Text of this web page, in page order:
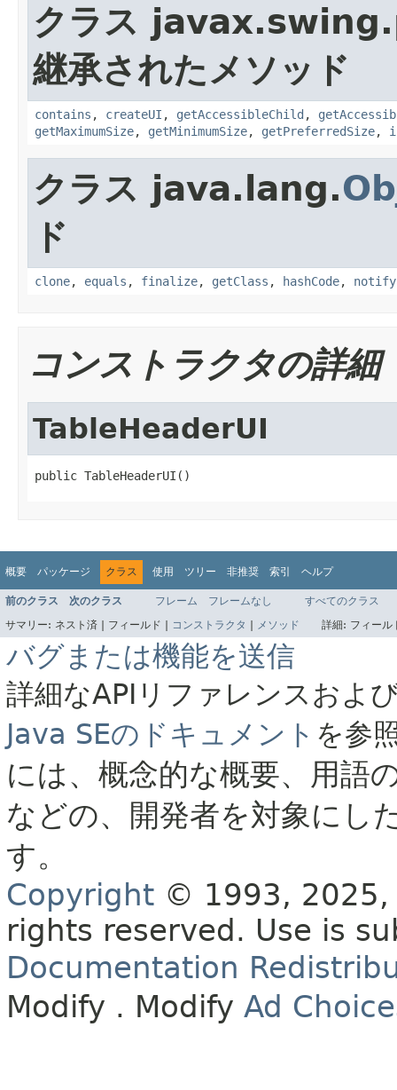
クラス
継承されたメソッド
contains , createUI , getAccessibleChild ,
getMaximumSize, getMinimumSize, getPreferredSize,
クラス java.lang.
ド
clone, equals , finalize, getClass , hashCode, notify
コンストラクタの詳細
TableHeaderUI
public TableHeaderUI()
概要 パッケージ クラス 使用 ツリー 非推奨 索引 ヘルプ
前のクラス 次のクラス フレーム フレームなし
すべてのクラス
サマリー: ネスト済 | フィールド | コンストラクタ メソッド 詳細: フィー
バグまたは機能を送信
詳細なAPIリファレンスおよ
Java SEのドキュメント を参
には、概念的な概要、用語
などの、開発者を対象にし
す。
Copyright © 1993,
rights reserved. Use is
Documentation
Modify . Modify Ad